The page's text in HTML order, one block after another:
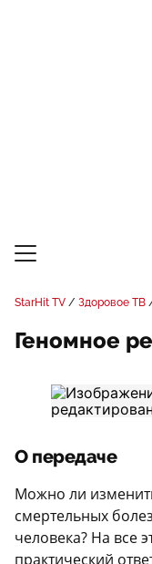
StarHit TV Здоровое ТВ
Геномное
О передаче
Можно ли
смертельных
человека? На все
практический